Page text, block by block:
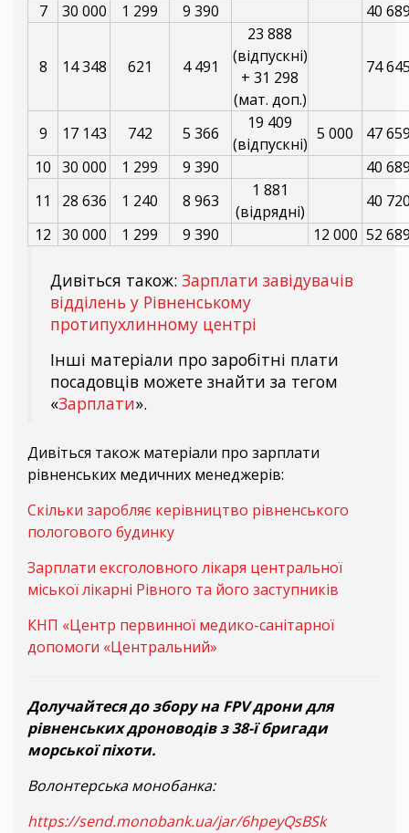
7
30 000 1 299 9 390 40
8 14 348 621 4 491
23 888
(відпускні)
+ 31 298
(мат. доп.)
74
9 17 143 742 5 366
19 409
(відпускні)
5 000
47
10 30 000 1 299 9 390
40
11
28 636 1 240 8 963
1 881
(відрядні)
40
12 30 000 1 299 9 390 12 000 52
Дивіться також: Зарплати завідувачів
відділень у Рівненському
протипухлинному центрі
Інші матеріали про заробітні плати
посадовців можете знайти за тегом
«Зарплати».
Дивіться також матеріали про зарплати
рівненських медичних менеджерів:
Скільки заробляє керівництво рівненського
пологового будинку
Зарплати ексголовного лікаря центральної
міської лікарні Рівного та його заступників
КНП «Центр первинної медико-санітарної
допомоги «Центральний»
Долучайтеся до збору на FPV дрони для
рівненських дроноводів з 38-ї бригади
морської піхоти.
Волонтерська монобанка:
https://send.monobank.ua/jar/6hpeyQsBSk